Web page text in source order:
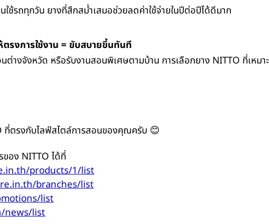
ใช้รถทุกวัน ยางที่สึกสม่ำเสมอช่วยลดค่าใช้จ่ายในปีต่อปีได้ดีมาก
ตรงการใช้งาน = ขับสบายขึ้นทันที
ต่างจังหวัด หรือรับงานสอนพิเศษตามบ้าน การเลือกยาง NITTO ที่เหมา
ที่ตรงกับไลฟ์สไตล์การสอนของคุณครับ 😊
อง NITTO ได้ที่
products/1/list
branches/list
list
news/list